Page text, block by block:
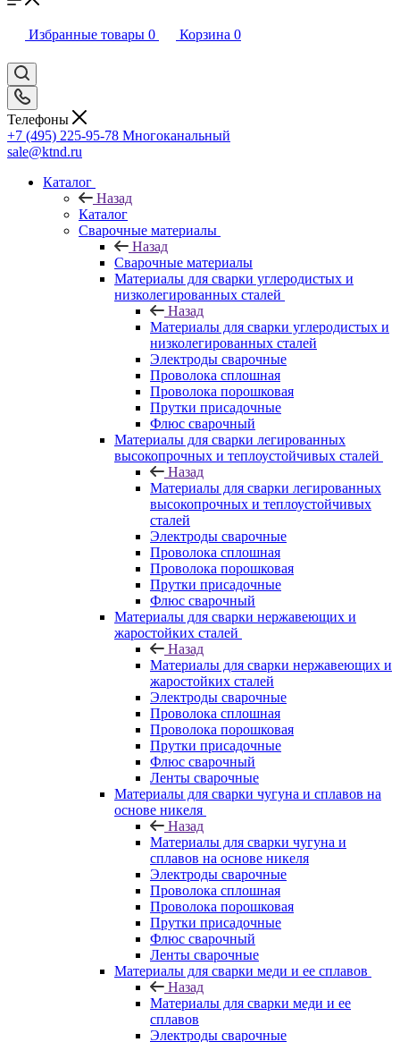
Избранные товары 0 Корзина 0
Телефоны
+7 (495) 225-95-78 Многоканальный
sale@ktnd.ru
Каталог
Назад
Каталог
Сварочные материалы
Назад
Сварочные материалы
Материалы для сварки углеродистых и
низколегированных сталей
Назад
Материалы для сварки углеродистых и
низколегированных сталей
Электроды сварочные
Проволока сплошная
Проволока порошковая
Прутки присадочные
Флюс сварочный
Материалы для сварки легированных
высокопрочных и теплоустойчивых сталей
Назад
Материалы для сварки легированных
высокопрочных и теплоустойчивых
сталей
Электроды сварочные
Проволока сплошная
Проволока порошковая
Прутки присадочные
Флюс сварочный
Материалы для сварки нержавеющих и
жаростойких сталей
Назад
Материалы для сварки нержавеющих и
жаростойких сталей
Электроды сварочные
Проволока сплошная
Проволока порошковая
Прутки присадочные
Флюс сварочный
Ленты сварочные
Материалы для сварки чугуна и сплавов на
основе никеля
Назад
Материалы для сварки чугуна и
сплавов на основе никеля
Электроды сварочные
Проволока сплошная
Проволока порошковая
Прутки присадочные
Флюс сварочный
Ленты сварочные
Материалы для сварки меди и ее сплавов
Назад
Материалы для сварки меди и ее
сплавов
Электроды сварочные